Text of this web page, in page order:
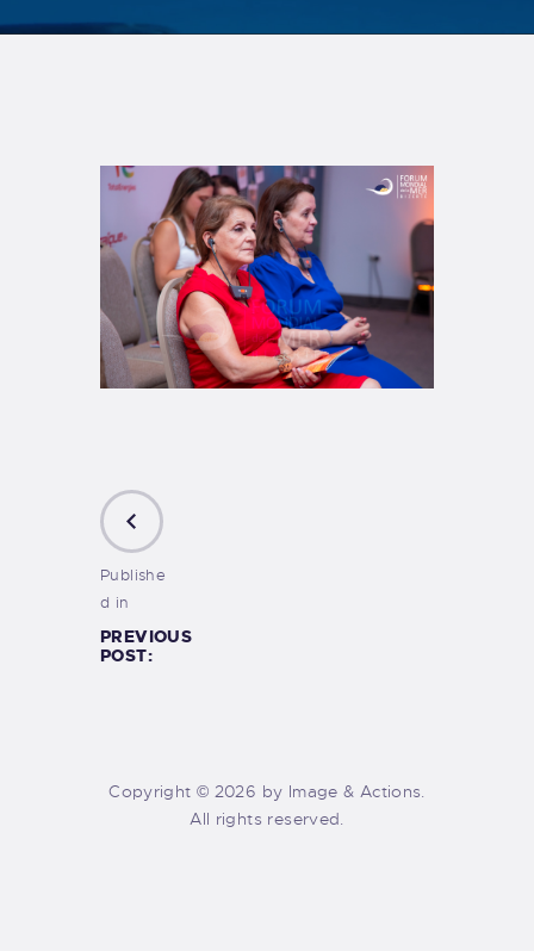
Publishe
d in
PREVIOUS
POST:
Copyright © 2026 by Image & Actions.
All rights reserved.